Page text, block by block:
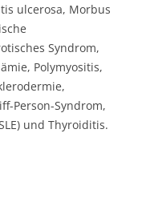
ulcerosa, Morbus
Syndrom,
Polymyositis,
Person-Syndrom,
und Thyroiditis.